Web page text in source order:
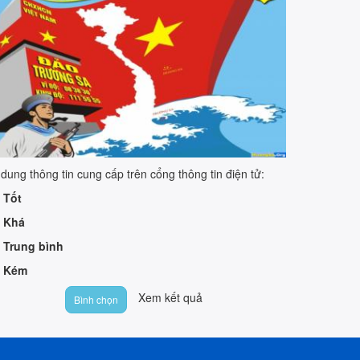
thông tin cung cấp trên cổng thông tin điện tử:
Tốt
Khá
Trung bình
Kém
Bình chọn Xem kết quả